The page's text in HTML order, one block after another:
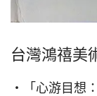
台灣鴻禧美
‧「心游目想